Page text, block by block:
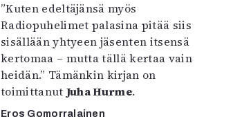
”Kuten edeltäjänsä myös
Radiopuhelimet palasina pitää siis
sisällään yhtyeen jäsenten itsensä
kertomaa – mutta tällä kertaa vain
heidän.” Tämänkin kirjan on
toimittanut Juha Hurme.
Eros Gomorralainen